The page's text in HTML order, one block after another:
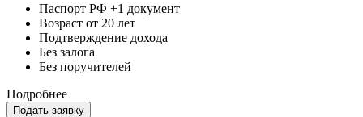
Паспорт РФ +1 документ
Возраст от 20 лет
Подтверждение дохода
Без залога
Без поручителей
Подробнее
Подать заявку